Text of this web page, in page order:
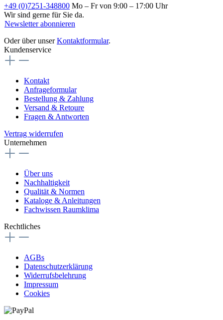
+49 (0)7251-348800 Mo – Fr von 9:00 – 17:00 Uhr
Wir sind gerne für Sie da.
Newsletter abonnieren
Oder über unserKontaktformular.
Kundenservice
Kontakt
Anfrageformular
Bestellung & Zahlung
Versand & Retoure
Fragen & Antworten
Vertrag widerrufen
Unternehmen
Über uns
Nachhaltigkeit
Qualität & Normen
Kataloge & Anleitungen
Fachwissen Raumklima
Rechtliches
AGBs
Datenschutzerklärung
Widerrufsbelehrung
Impressum
Cookies